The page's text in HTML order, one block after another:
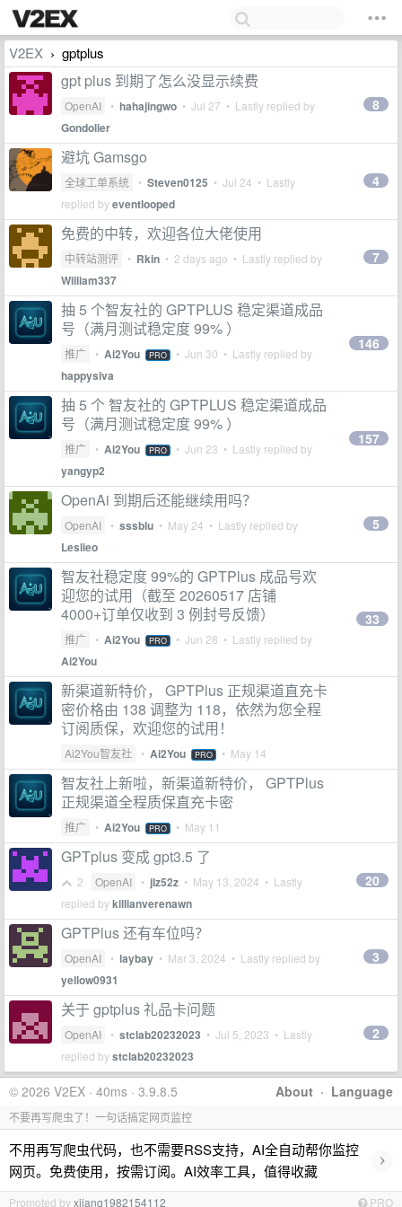
V2EX › gptplus
gpt plus 到期了怎么没显示续费
OpenAI • hahajingwo • Jul 27 • Lastly replied by
Gondolier
8
避坑 Gamsgo
全球工单系统 • Steven0125 • Jul 24 • Lastly
replied byeventlooped
4
免费的中转，欢迎各位大佬使用
中转站测评 • Rkin • 2 days ago • Lastly replied by
William337
7
抽 5 个智友社的 GPTPLUS 稳定渠道成品
号（满月测试稳定度 99% ）
推广 • Ai2You PRO • Jun 30 • Lastly replied by
happysiva
146
抽 5 个 智友社的 GPTPLUS 稳定渠道成品
号（满月测试稳定度 99% ）
推广 • Ai2You PRO • Jun 23 • Lastly replied by
yangyp2
157
OpenAi 到期后还能继续用吗？
OpenAI • sssblu • May 24 • Lastly replied by
Leslieo
5
智友社稳定度 99%的 GPTPlus 成品号欢
迎您的试用（截至 20260517 店铺
4000+订单仅收到 3 例封号反馈）
推广 • Ai2You PRO • Jun 28 • Lastly replied by
Ai2You
33
新渠道新特价， GPTPlus 正规渠道直充卡
密价格由 138 调整为 118，依然为您全程
订阅质保，欢迎您的试用！
Ai2You智友社 • Ai2You PRO • May 14
智友社上新啦，新渠道新特价， GPTPlus
正规渠道全程质保直充卡密
推广 • Ai2You PRO • May 11
GPTplus 变成 gpt3.5 了
2 OpenAI • jlz52z • May 13, 2024 • Lastly
replied bykillianverenawn
20
GPTPlus 还有车位吗？
OpenAI • laybay • Mar 3, 2024 • Lastly replied by
yellow0931
3
关于 gptplus 礼品卡问题
OpenAI • stclab20232023 • Jul 5, 2023 • Lastly
replied bystclab20232023
2
About · Language
© 2026 V2EX · 40ms · 3.9.8.5
不要再写爬虫了！一句话搞定网页监控
不用再写爬虫代码，也不需要RSS支持，AI全自动帮你监控
网页。免费使用，按需订阅。AI效率工具，值得收藏
›
Promoted byxjiang1982154112 PRO